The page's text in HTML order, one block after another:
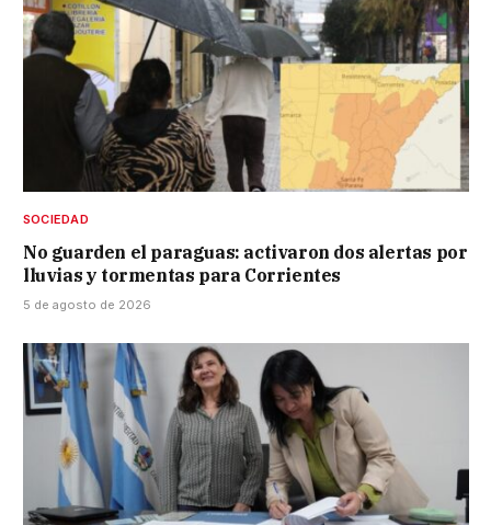
SOCIEDAD
No guarden el paraguas: activaron dos alertas por
lluvias y tormentas para Corrientes
5 de agosto de 2026